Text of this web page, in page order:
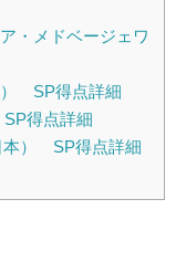
・メドベージェワ
SP得点詳細
得点詳細
本） SP得点詳細